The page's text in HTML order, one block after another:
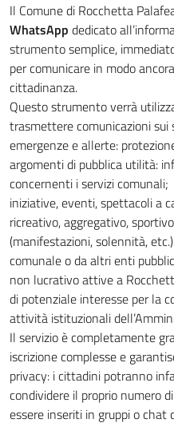
Il Comune di Rocchetta
WhatsApp dedicato
strumento semplice,
per comunicare in modo
cittadinanza.
Questo strumento verrà
trasmettere comunicazioni
emergenze e allerte:
argomenti di pubblica utilità:
concernenti i servizi comunali;
iniziative, eventi, spettacoli a
ricreativo, aggregativo,
(manifestazioni, solennità,
comunale o da altri enti
non lucrativo attive a
di potenziale interesse per la
attività istituzionali
Il servizio è completamente
iscrizione complesse e
privacy: i cittadini potranno
condividere il proprio numero
essere inseriti in gruppi o chat